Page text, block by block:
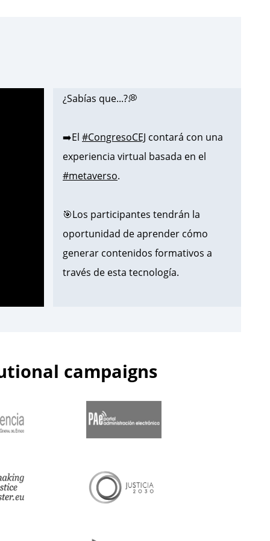
¿Sabías que...?💭
➡️El #CongresoCEJ contará con una
experiencia virtual basada en el
#metaverso.
🎯Los participantes tendrán la
oportunidad de aprender cómo
generar contenidos formativos a
través de esta tecnología.
— Centro de Estudios Jurídicos
(@cejmjusticia)June 13, 2023
📌Inicia en el#CEJla segunda edición
para la@guardiacivil
campaigns